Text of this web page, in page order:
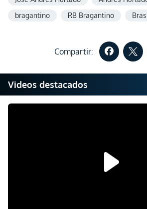
bragantino
RB Bragantino
Compartir:
Videos destacados